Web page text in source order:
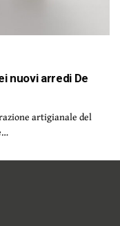
nuovi arredi De
artigianale del